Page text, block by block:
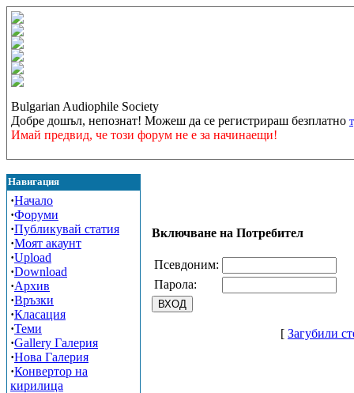
Bulgarian Audiophile Society
Добре дошъл, непознат! Можеш да се регистрираш безплатно
Имай предвид, че този форум не е за начинаещи!
Навигация
·Начало
·Форуми
·Публикувай статия
·Моят акаунт
·Upload
·Download
·Архив
·Връзки
·Класация
·Теми
·Gallery Галерия
·Нова Галерия
·Конвертор на
кирилица
Включване на Потребител
Псевдоним:
Парола:
[ Загубили